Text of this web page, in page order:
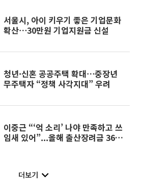
서울시, 아이 키우기 좋은 기업문화
확산⋯30만원 기업지원금 신설
청년·신혼 공공주택 확대⋯중장년
무주택자 “정책 사각지대” 우려
이중근 “‘억 소리’ 나야 만족하고 쓰
임새 있어”...올해 출산장려금 36억
더보기